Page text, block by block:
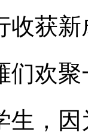
收获
们欢
生，